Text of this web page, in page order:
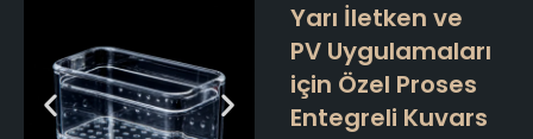
Yarı İletken ve
PV Uygulamaları
için Özel Proses
Entegreli Kuvars